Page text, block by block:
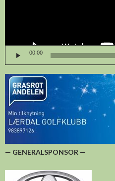
00:00
— GENERALSPONSOR —